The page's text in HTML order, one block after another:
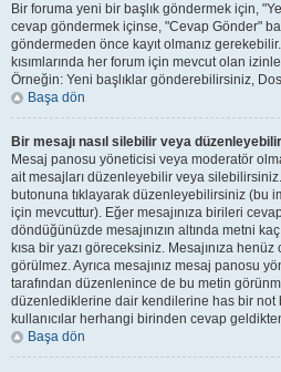
Bir foruma yeni bir başlık göndermek için,
cevap göndermek içinse, "Cevap Gönder"
göndermeden önce kayıt olmanız
kısımlarında her forum için mevcut olan
Örneğin: Yeni başlıklar gönderebilirsiniz,
Başa dön
Bir mesajı nasıl silebilir veya
Mesaj panosu yöneticisi veya moderatör
ait mesajları düzenleyebilir veya
butonuna tıklayarak düzenleyebilirsiniz (bu
için mevcuttur). Eğer mesajınıza birileri
döndüğünüzde mesajınızın altında metni
kısa bir yazı göreceksiniz. Mesajınıza
görülmez. Ayrıca mesajınız mesaj panosu
tarafından düzenlenince de bu metin
düzenlediklerine dair kendilerine has bir not
kullanıcılar herhangi birinden cevap
Başa dön